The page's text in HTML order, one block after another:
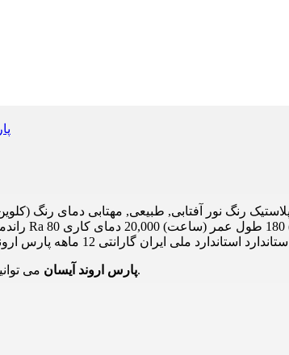
(سانتیگراد) منفی 10 تا مثبت 45 نوع لامپ COB قابلیت دیمر ندارد روکار/توکار روکار درجه حفاظت IP20 استاندارد استاندارد ملی ایران گارانتی 12 ماهه پارس اروند
پنل سقفی روکار مربع 48W پارس اروند آیسانمی توانید با همکاران ما تماس حاصل فرمایید.